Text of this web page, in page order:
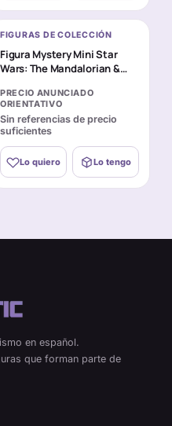
FIGURAS DE COLECCIÓN
Figura Mystery Mini Star
Wars: The Mandalorian &
PRECIO ANUNCIADO
ORIENTATIVO
Sin referencias de precio
suficientes
Lo quiero Lo tengo
en español.
que forman parte de